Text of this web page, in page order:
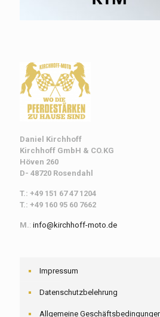
Daniel Kirchhoff
Kirchhoff GmbH & CO.KG
Höven 260
D- 48720 Rosendahl
T.: +49 151 67 47 1204
T.: +49 160 95 60 7662
M.: info@kirchhoff-moto.de
Impressum
Datenschutzbelehrung
Allgemeine